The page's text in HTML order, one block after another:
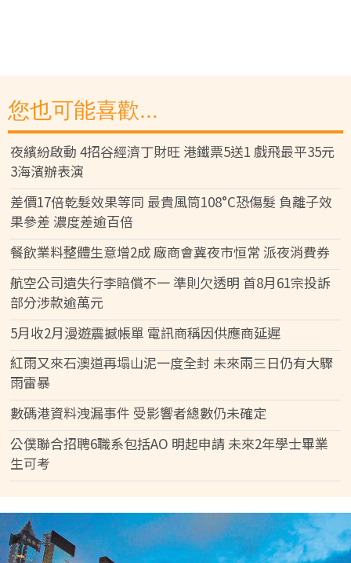
您也可能喜歡...
夜繽紛啟動 4招谷經濟丁財旺 港鐵票5送1 戲飛最平35元
3海濱辦表演
差價17倍乾髮效果等同 最貴風筒108°C恐傷髮 負離子效
果參差 濃度差逾百倍
餐飲業料整體生意增2成 廠商會冀夜市恒常 派夜消費券
航空公司遺失行李賠償不一 準則欠透明 首8月61宗投訴
部分涉款逾萬元
5月收2月漫遊震撼帳單 電訊商稱因供應商延遲
紅雨又來石澳道再塌山泥一度全封 未來兩三日仍有大驟
雨雷暴
數碼港資料洩漏事件 受影響者總數仍未確定
公僕聯合招聘6職系包括AO 明起申請 未來2年學士畢業
生可考